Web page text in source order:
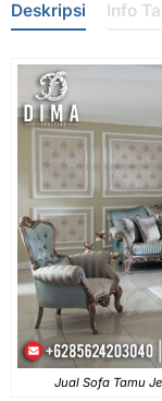
Deskripsi Info
Jual Sofa Tamu